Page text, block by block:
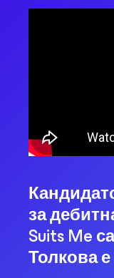
за
Suits Me
Толкова